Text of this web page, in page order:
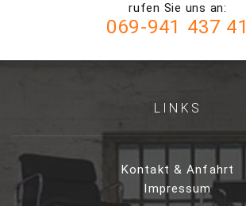
rufen Sie uns an:
069-941 437 41
LINKS
Kontakt & Anfahrt
Impressum